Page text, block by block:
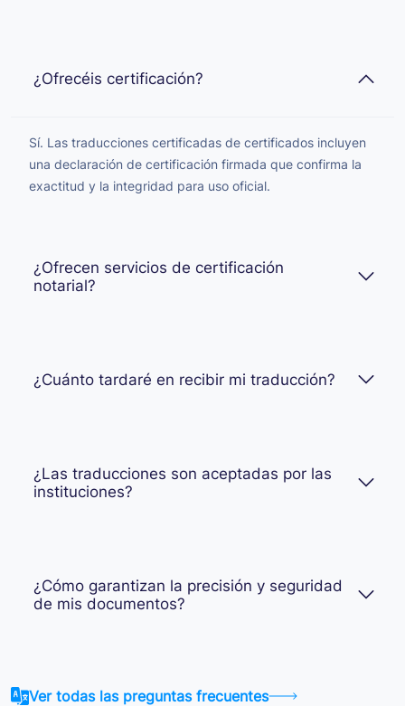
¿Ofrecéis certificación?
Sí. Las traducciones certificadas de certificados incluyen
una declaración de certificación firmada que confirma la
exactitud y la integridad para uso oficial.
¿Ofrecen servicios de certificación
notarial?
¿Cuánto tardaré en recibir mi traducción?
¿Las traducciones son aceptadas por las
instituciones?
¿Cómo garantizan la precisión y seguridad
de mis documentos?
Ver todas las preguntas frecuentes